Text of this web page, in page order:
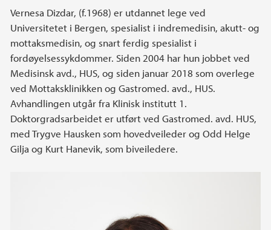
Vernesa Dizdar, (f.1968) er utdannet lege ved
Universitetet i Bergen, spesialist i indremedisin, akutt- og
mottaksmedisin, og snart ferdig spesialist i
fordøyelsessykdommer. Siden 2004 har hun jobbet ved
Medisinsk avd., HUS, og siden januar 2018 som overlege
ved Mottaksklinikken og Gastromed. avd., HUS.
Avhandlingen utgår fra Klinisk institutt 1.
Doktorgradsarbeidet er utført ved Gastromed. avd. HUS,
med Trygve Hausken som hovedveileder og Odd Helge
Gilja og Kurt Hanevik, som biveiledere.